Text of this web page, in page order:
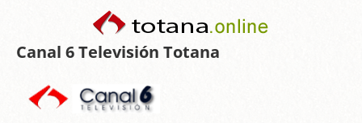
Canal 6 Televisión Totana